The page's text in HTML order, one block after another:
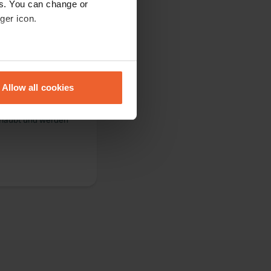
You can change or
icon.
meters
our traffic. We also share
may combine it with
Allow all cookies
und werden